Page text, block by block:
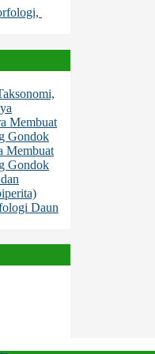
Membuat
Gondok
Membuat
Gondok
Daun